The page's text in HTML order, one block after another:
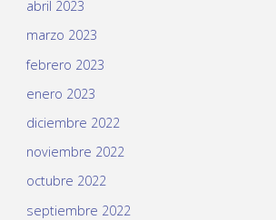
abril 2023
marzo 2023
febrero 2023
enero 2023
diciembre 2022
noviembre 2022
octubre 2022
septiembre 2022